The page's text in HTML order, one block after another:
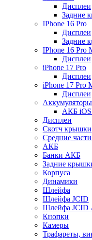
Дисплеи
Задние
IPhone 16 Pro
Дисплеи
Задние
IPhone 16 Pro
Дисплеи
iPhone 17 Pro
Дисплеи
iPhone 17 Pro
Дисплеи
Аккумуляторы
АКБ iOS
Дисплеи
Скотч крышки
Средние части
АКБ
Банки АКБ
Задние
Корпуса
Динамики
Шлейфа
Шлейфа JCID
Шлейфа JCID
Кнопки
Камеры
Трафареты,